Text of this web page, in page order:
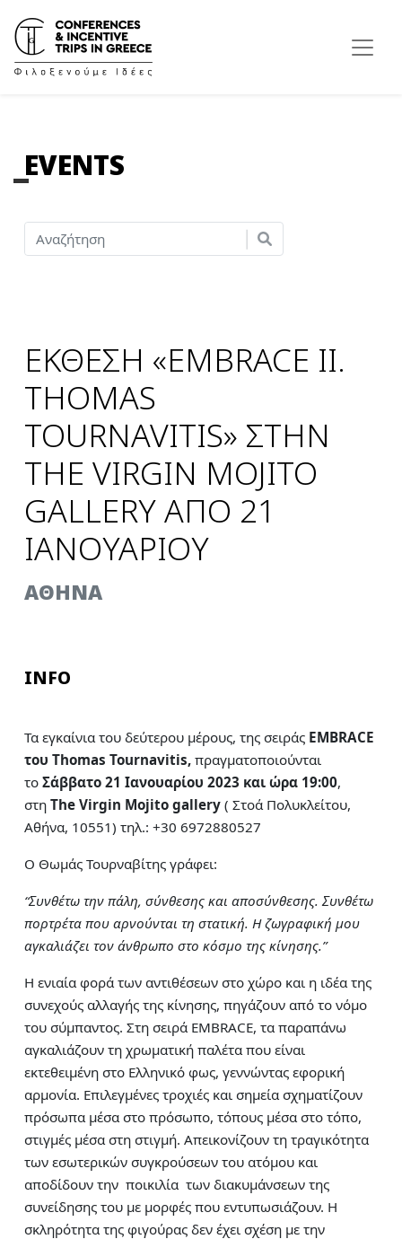
EVENTS
ΕΚΘΕΣΗ «EMBRACE II.
THOMAS
TOURNAVITIS» ΣΤΗΝ
THE VIRGIN MOJITO
GALLERY ΑΠΟ 21
ΙΑΝΟΥΑΡΙΟΥ
ΑΘΗΝΑ
INFO
Τα εγκαίνια του δεύτερου μέρους, της σειράς EMBRACE
του Thomas Tournavitis, πραγματοποιούνται
τοΣάββατο 21 Ιανουαρίου 2023 και ώρα 19:00,
στηThe Virgin Mojito gallery( Στοά Πολυκλείτου,
Αθήνα, 10551) τηλ.: +30 6972880527
Ο Θωμάς Τουρναβίτης γράφει:
“Συνθέτω την πάλη, σύνθεσης και αποσύνθεσης. Συνθέτω
πορτρέτα που αρνούνται τη στατική. Η ζωγραφική μου
αγκαλιάζει τον άνθρωπο στο κόσμο της κίνησης.”
Η ενιαία φορά των αντιθέσεων στο χώρο και η ιδέα της
συνεχούς αλλαγής της κίνησης, πηγάζουν από το νόμο
του σύμπαντος. Στη σειρά EMBRACE, τα παραπάνω
αγκαλιάζουν τη χρωματική παλέτα που είναι
εκτεθειμένη στο Ελληνικό φως, γεννώντας εφορική
αρμονία. Επιλεγμένες τροχιές και σημεία σχηματίζουν
πρόσωπα μέσα στο πρόσωπο, τόπους μέσα στο τόπο,
στιγμές μέσα στη στιγμή. Απεικονίζουν τη τραγικότητα
των εσωτερικών συγκρούσεων του ατόμου και
αποδίδουν την ποικιλία των διακυμάνσεων της
συνείδησης του με μορφές που εντυπωσιάζουν. Η
σκληρότητα της φιγούρας δεν έχει σχέση με την